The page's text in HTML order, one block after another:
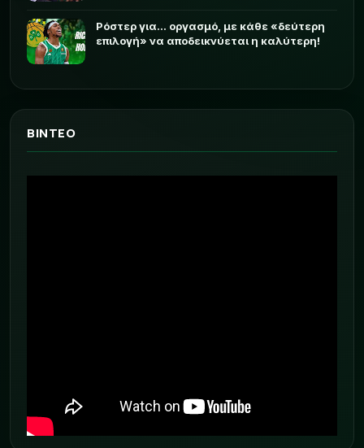
Ρόστερ για... οργασμό, με κάθε «δεύτερη
επιλογή» να αποδεικνύεται η καλύτερη!
ΒΙΝΤΕΟ